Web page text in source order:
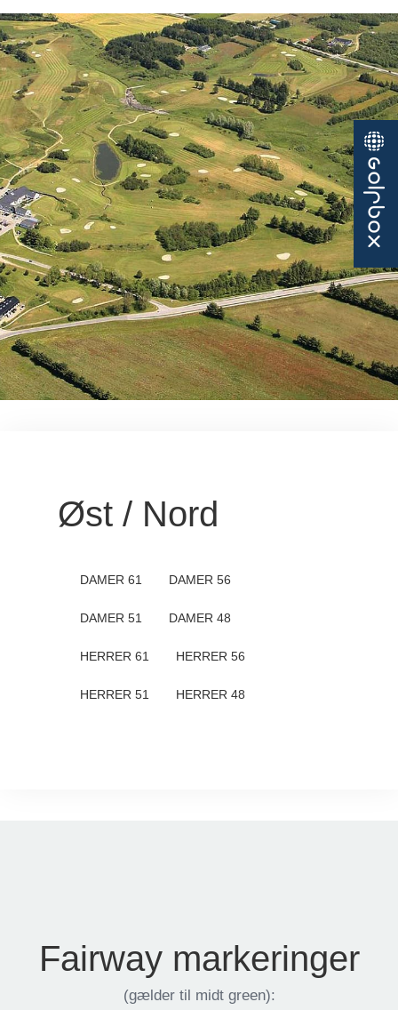
Øst / Nord
DAMER 61 DAMER 56
DAMER 51 DAMER 48
HERRER 61 HERRER 56
HERRER 51 HERRER 48
Fairway markeringer
(gælder til midt green):